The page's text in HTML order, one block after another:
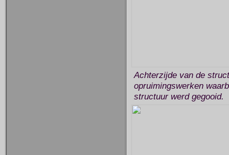
Achterzijde van de
opruimingswerken
structuur werd gegooid.